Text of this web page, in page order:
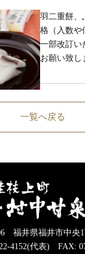
羽二重餅、
格（入数や
一部改訂い
お願い致し
一覧へ戻る
福井県福井市中央1
4152(代表) FAX: